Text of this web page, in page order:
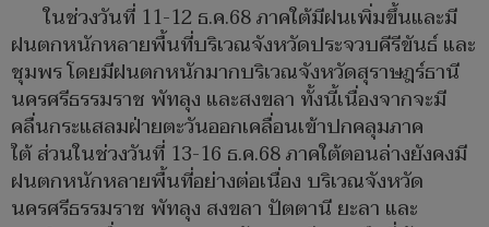
ในช่วงวันที่ 11-12 ธ.ค.68 ภาคใต้มีฝนเพิ่มขึ้นและมี
ฝนตกหนักหลายพื้นที่บริเวณจังหวัดประจวบคีรีขันธ์ และ
ชุมพร โดยมีฝนตกหนักมากบริเวณจังหวัดสุราษฎร์ธานี
นครศรีธรรมราช พัทลุง และสงขลา ทั้งนี้เนื่องจากจะมี
คลื่นกระแสลมฝ่ายตะวันออกเคลื่อนเข้าปกคลุมภาค
ใต้ ส่วนในช่วงวันที่ 13-16 ธ.ค.68 ภาคใต้ตอนล่างยังคงมี
ฝนตกหนักหลายพื้นที่อย่างต่อเนื่อง บริเวณจังหวัด
นครศรีธรรมราช พัทลุง สงขลา ปัตตานี ยะลา และ